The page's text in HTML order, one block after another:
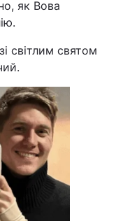
як Вова
світлим святом